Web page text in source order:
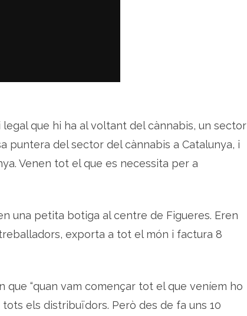
s
a
l
n
d
t
r
d
n
b
que hi ha al voltant del cànnabis, un sector
puntera del sector del cànnabis a Catalunya, i
Venen tot el que es necessita per a
una petita botiga al centre de Figueres. Eren
exporta a tot el món i factura 8
que “quan vam començar tot el que veníem ho
els distribuïdors. Però des de fa uns 10